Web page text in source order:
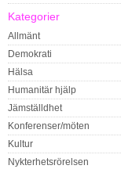
Kategorier
Allmänt
Demokrati
Hälsa
Humanitär hjälp
Jämställdhet
Konferenser/möten
Kultur
Nykterhetsrörelsen